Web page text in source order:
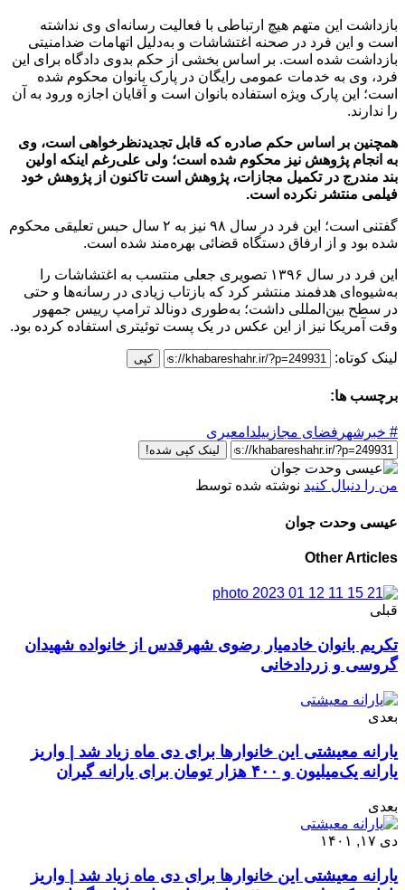
بازداشت این متهم هیچ ارتباطی با فعالیت رسانه‌ای وی نداشته
است و این فرد در صحنه اغتشاشات و به‌دلیل اتهامات ضدامنیتی
بازداشت شده است. بر اساس بخشی از حکم بدوی دادگاه برای این
فرد، وی به خدمات عمومی رایگان در پارک بانوان محکوم شده
است؛ این پارک ویژه استفاده بانوان است و آقایان اجازه ورود به آن
را ندارند.
همچنین بر اساس حکم صادره که قابل تجدیدنظرخواهی است، وی
به انجام پژوهش نیز محکوم شده است؛ ولی علی‌رغم اینکه اولین
بند مندرج در تکمیل مجازات، پژوهش است تاکنون از پژوهش خود
فیلمی منتشر نکرده است.
گفتنی است؛ این فرد در سال ۹۸ نیز به ۲ سال حبس تعلیقی محکوم
شده بود و از ارفاق دستگاه قضائی بهره‌مند شده است.
این فرد در سال ۱۳۹۶ تصویری جعلی منتسب به اغتشاشات را
به‌شیوه‌ای هدفمند منتشر کرد که بازتاب زیادی در رسانه‌‌‌ها و حتی
در سطح بین‌المللی داشت؛ به‌طوری دونالد ترامپ رییس جمهور
وقت آمریکا نیز از این عکس در یک پست توئیتری استفاده کرده بود.
لینک کوتاه: کپی
برچسب ها:
# خبرشهر فضای مجازییلدامعیری
لینک کپی شده!
من را دنبال کنید نوشته شده توسط
عیسی وحدت جوان
Other Articles
قبلی
تکریم بانوان خادمیار رضوی شهرقدس از خانواده شهیدان
گروسی و زردادخانی
بعدی
یارانه معیشتی این خانوارها برای دی ماه زیاد شد | واریز
یارانه یک‌میلیون و ۴۰۰ هزار تومان برای یارانه گیران
بعدی
دی ۱۷, ۱۴۰۱
یارانه معیشتی این خانوارها برای دی ماه زیاد شد | واریز